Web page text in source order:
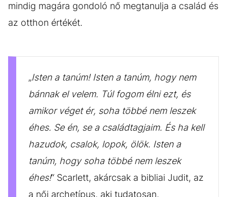
mindig magára gondoló nő megtanulja a család és
az otthon értékét.
„Isten a tanúm! Isten a tanúm, hogy nem
bánnak el velem. Túl fogom élni ezt, és
amikor véget ér, soha többé nem leszek
éhes. Se én, se a családtagjaim. És ha kell
hazudok, csalok, lopok, ölök. Isten a
tanúm, hogy soha többé nem leszek
éhes!“ Scarlett, akárcsak a bibliai Judit, az
a női archetípus, aki tudatosan,